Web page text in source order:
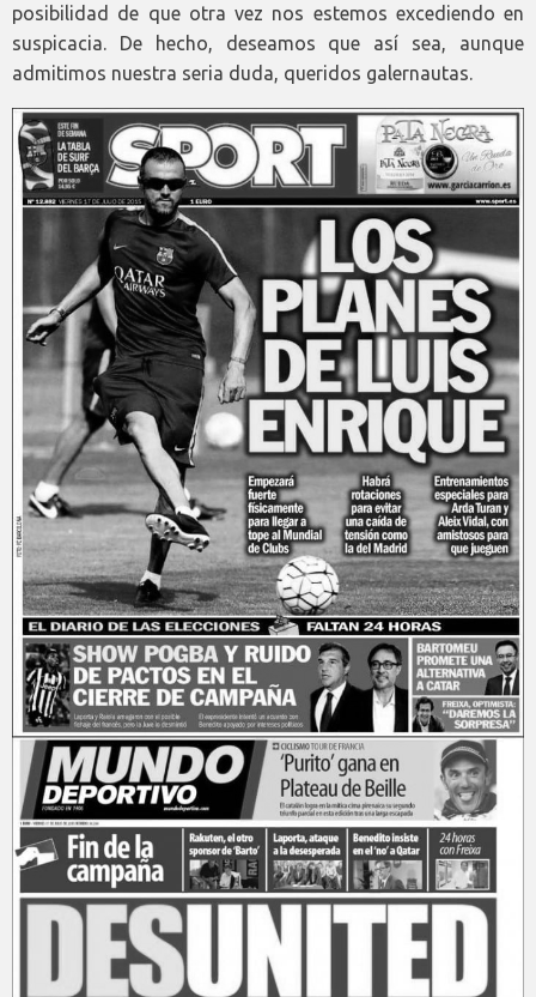
posibilidad de que otra vez nos estemos excediendo en
suspicacia. De hecho, deseamos que así sea, aunque
admitimos nuestra seria duda, queridos galernautas.